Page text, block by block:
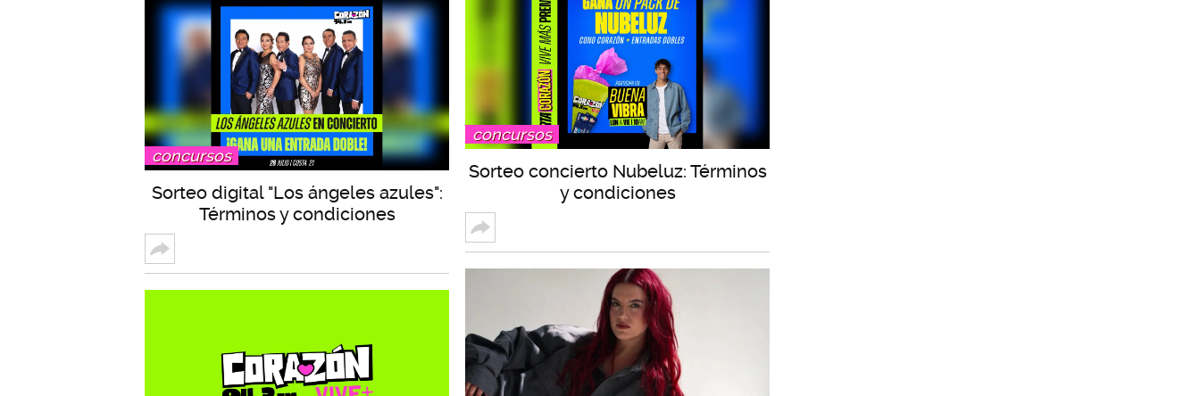
concursos
Sorteo digital "Los ángeles azules":
Términos y condiciones
concursos
Sorteo concierto Nubeluz: Términos
y condiciones